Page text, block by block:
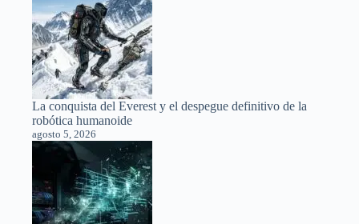
La conquista del Everest y el despegue definitivo de la
robótica humanoide
agosto 5, 2026